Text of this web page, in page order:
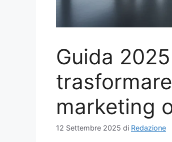
Guida
marketing
12 Settembre 2025 di Redazione